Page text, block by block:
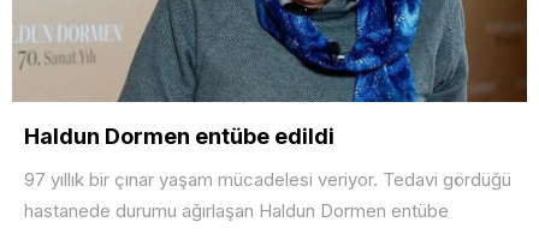
Haldun Dormen entübe edildi
97 yıllık bir çınar yaşam mücadelesi veriyor. Tedavi gördüğü
hastanede durumu ağırlaşan Haldun Dormen entübe